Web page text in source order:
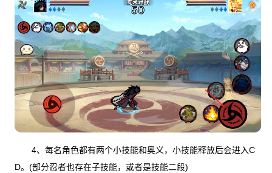
4、每名角色都有两个小技能和奥义，小技能释放后会进入C
D。(部分忍者也存在子技能，或者是技能二段)